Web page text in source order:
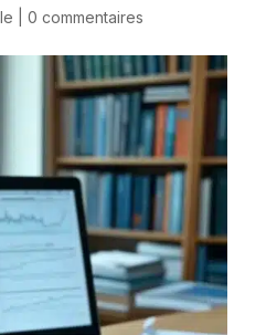
0 commentaires